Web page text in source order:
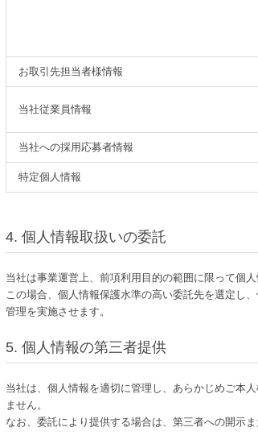
お取引先担当者様情報
当社従業員情報
当社への採用応募者情報
特定個人情報
4. 個人情報取扱いの委託
当社は事業運営上、前項利用目的の範囲に限って個
この場合、個人情報保護水準の高い委託先を選定し
管理を実施させます。
5. 個人情報の第三者提供
当社は、個人情報を適切に管理し、あらかじめご本
ません。
なお、委託により提供する場合は、第三者への開示ま